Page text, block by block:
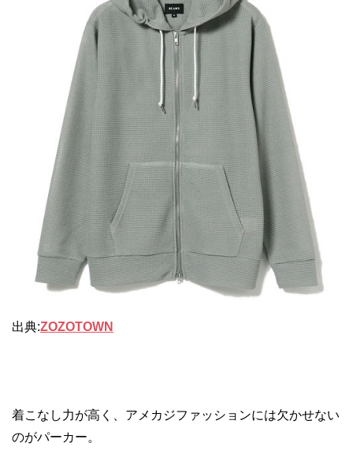
出典:ZOZOTOWN
着こなし力が高く、アメカジファッションには欠かせない
のがパーカー。